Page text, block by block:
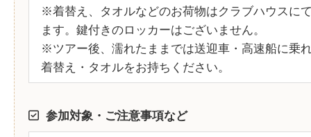
※着替え、タオルなどのお荷物はクラブハウスに
ます。鍵付きのロッカーはございません。
※ツアー後、濡れたままでは送迎車・高速船に乗
着替え・タオルをお持ちください。
参加対象・ご注意事項など